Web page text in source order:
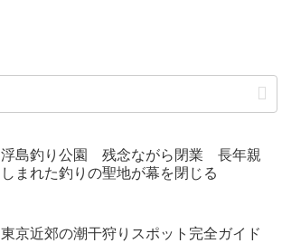
浮島釣り公園 残念ながら閉業 長年親
しまれた釣りの聖地が幕を閉じる
東京近郊の潮干狩りスポット完全ガイド